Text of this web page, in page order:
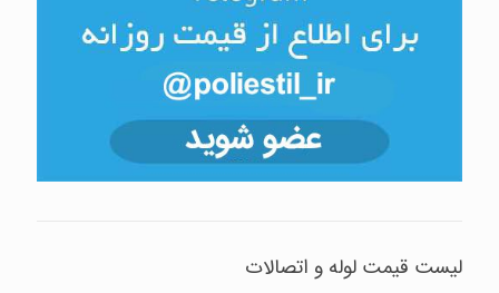
لیست قیمت لوله و اتصالات